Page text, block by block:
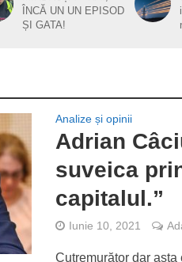
ÎNCĂ UN UN EPISOD
ȘI GATA!
Analize și opinii
Adrian
suveica
capitalul.”
Iunie 10, 2021
Cutremurător dar